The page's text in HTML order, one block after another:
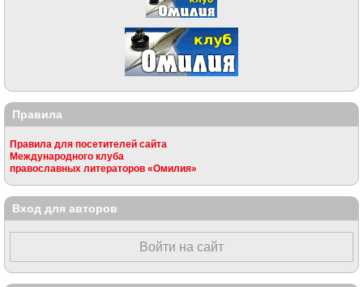
Правила
Правила для посетителей сайта
Международного клуба
православных литераторов «Омилия»
Вход для авторов
Войти на сайт